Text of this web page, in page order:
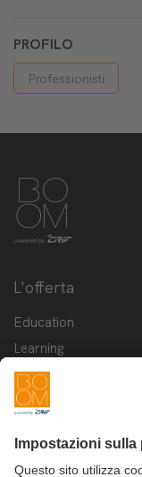
PROFILO
Professionisti
L'offerta
Education
Learning
Innovation
Startup